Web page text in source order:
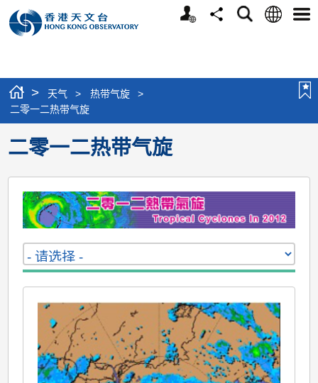
个
分
搜
语
选
> 天气 > 热带气旋
>
二零一二热带气旋
二零一二热带气旋